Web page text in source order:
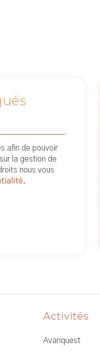
afin de pouvoir
la gestion de
nous vous
.
Activités
Avanquest